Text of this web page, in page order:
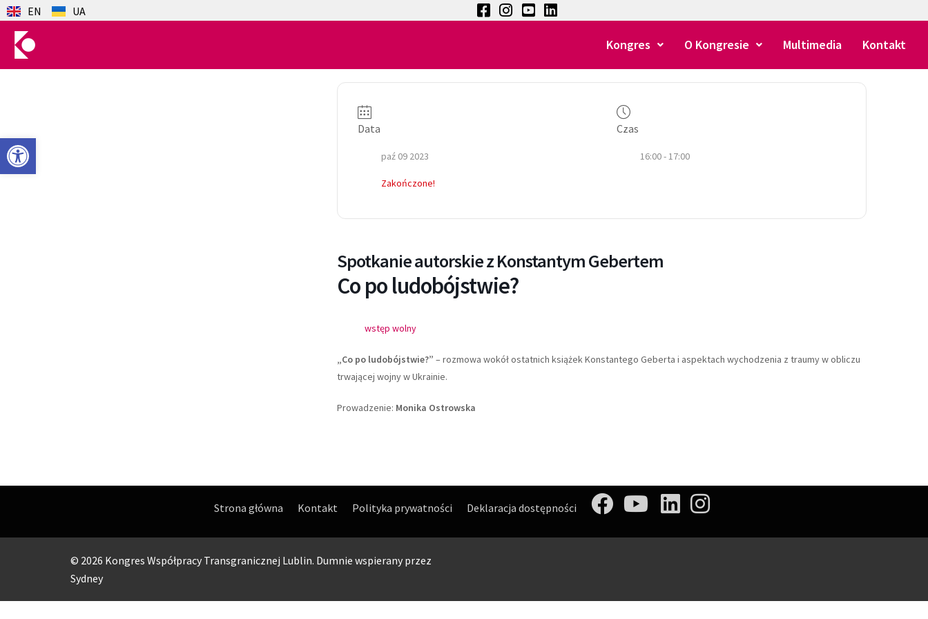
Otwórz pasek narzędzi
EN UA
Kongres O Kongresie Multimedia Kontakt
Data
paź 09 2023
Zakończone!
Czas
16:00 - 17:00
Spotkanie autorskie z Konstantym Gebertem
Co po ludobójstwie?
wstęp wolny
„Co po ludobójstwie?” – rozmowa wokół ostatnich książek Konstantego Geberta i aspektach wychodzenia z traumy w obliczu
trwającej wojny w Ukrainie.
Prowadzenie: Monika Ostrowska
Strona główna Kontakt Polityka prywatności Deklaracja dostępności
© 2026 Kongres Współpracy Transgranicznej Lublin. Dumnie wspierany przez
Sydney